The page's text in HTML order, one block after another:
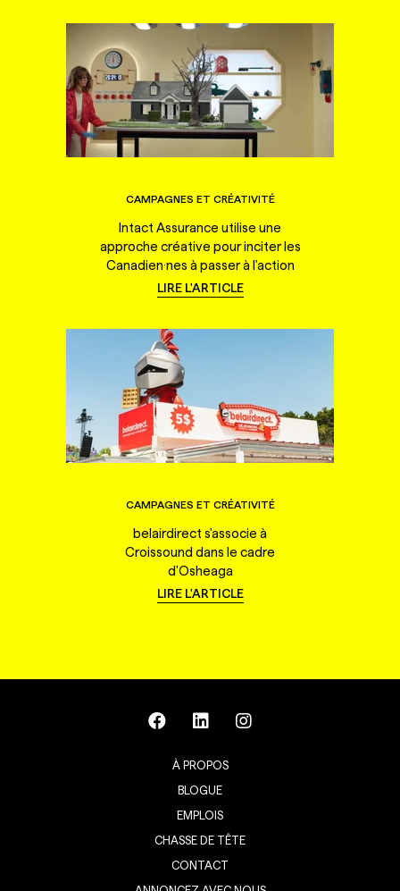
CAMPAGNES ET CRÉATIVITÉ
Intact Assurance utilise une
approche créative pour inciter les
Canadien·nes à passer à l'action
LIRE L'ARTICLE
CAMPAGNES ET CRÉATIVITÉ
belairdirect s'associe à
Croissound dans le cadre
d'Osheaga
LIRE L'ARTICLE
À PROPOS
BLOGUE
EMPLOIS
CHASSE DE TÊTE
CONTACT